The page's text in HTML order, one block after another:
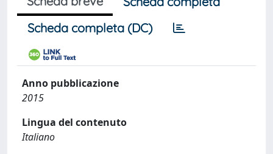
Scheda completa (DC)
Anno pubblicazione
2015
Lingua del contenuto
Italiano